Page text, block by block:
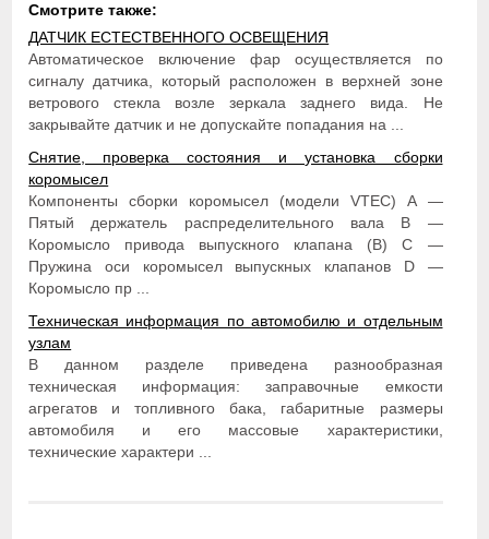
Смотрите также:
ДАТЧИК ЕСТЕСТВЕННОГО ОСВЕЩЕНИЯ
Автоматическое включение фар осуществляется по
сигналу датчика, который расположен в верхней зоне
ветрового стекла возле зеркала заднего вида. Не
закрывайте датчик и не допускайте попадания на ...
Снятие, проверка состояния и установка сборки
коромысел
Компоненты сборки коромысел (модели VTEC) А —
Пятый держатель распределительного вала В —
Коромысло привода выпускного клапана (В) С —
Пружина оси коромысел выпускных клапанов D —
Коромысло пр ...
Техническая информация по автомобилю и отдельным
узлам
В данном разделе приведена разнообразная
техническая информация: заправочные емкости
агрегатов и топливного бака, габаритные размеры
автомобиля и его массовые характеристики,
технические характери ...